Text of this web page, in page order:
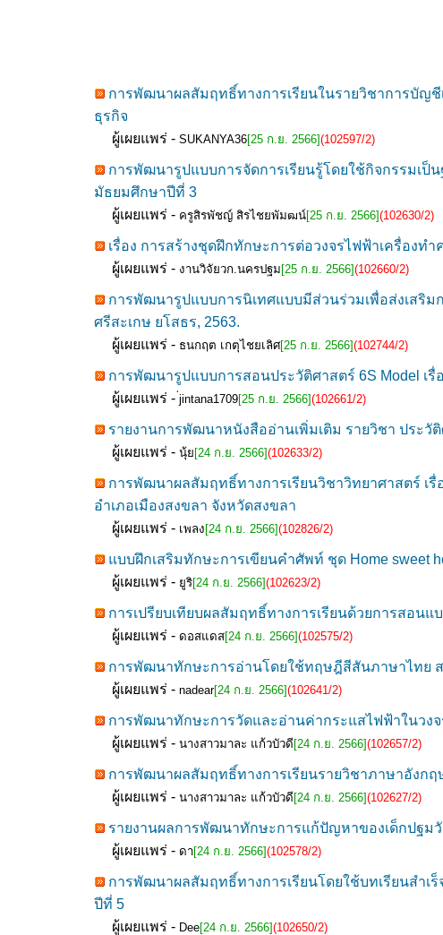
การพัฒนาผลสัมฤทธิ์ทางการเรียนในรายวิชาการบัญชี
ธุรกิจ
ผู้เผยแพร่ - SUKANYA36[25 ก.ย. 2566](102597/2)
การพัฒนารูปแบบการจัดการเรียนรู้โดยใช้กิจกรรมเป็
มัธยมศึกษาปีที่ 3
ผู้เผยแพร่ - ครูสิรพัชญ์ สิรไชยพัมฒน์[25 ก.ย. 2566](102630/2)
เรื่อง การสร้างชุดฝึกทักษะการต่อวงจรไฟฟ้าเครื่องท
ผู้เผยแพร่ - งานวิจัยวก.นครปฐม [25 ก.ย. 2566](102660/2)
การพัฒนารูปแบบการนิเทศแบบมีส่วนร่วมเพื่อส่งเสริ
ศรีสะเกษ ยโสธร, 2563.
ผู้เผยแพร่ - ธนกฤต เกตุไชยเลิศ[25 ก.ย. 2566](102744/2)
การพัฒนารูปแบบการสอนประวัติศาสตร์ 6S Model เ
ผู้เผยแพร่ - ่jintana1709[25 ก.ย. 2566](102661/2)
รายงานการพัฒนาหนังสืออ่านเพิ่มเติม รายวิชา ประ
ผู้เผยแพร่ - นุ้ย [24 ก.ย. 2566](102633/2)
การพัฒนาผลสัมฤทธิ์ทางการเรียนวิชาวิทยาศาสตร์ เ
อำเภอเมืองสงขลา จังหวัดสงขลา
ผู้เผยแพร่ - เพลง [24 ก.ย. 2566](102826/2)
แบบฝึกเสริมทักษะการเขียนคำศัพท์ ชุด Home sweet
ผู้เผยแพร่ - ยูริ[24 ก.ย. 2566](102623/2)
การเปรียบเทียบผลสัมฤทธิ์ทางการเรียนด้วยการสอน
ผู้เผยแพร่ - ดอสแดส[24 ก.ย. 2566](102575/2)
การพัฒนาทักษะการอ่านโดยใช้ทฤษฎีสีสันภาษาไทย
ผู้เผยแพร่ - nadear[24 ก.ย. 2566](102641/2)
การพัฒนาทักษะการวัดและอ่านค่ากระแสไฟฟ้าในวง
ผู้เผยแพร่ - นางสาวมาละ แก้วบัวดี [24 ก.ย. 2566](102657/2)
การพัฒนาผลสัมฤทธิ์ทางการเรียนรายวิชาภาษาอังกฤ
ผู้เผยแพร่ - นางสาวมาละ แก้วบัวดี [24 ก.ย. 2566](102627/2)
รายงานผลการพัฒนาทักษะการแก้ปัญหาของเด็กปฐม
ผู้เผยแพร่ - ดา[24 ก.ย. 2566](102578/2)
การพัฒนาผลสัมฤทธิ์ทางการเรียนโดยใช้บทเรียนสำเ
ปีที่ 5
ผู้เผยแพร่ - Dee[24 ก.ย. 2566](102650/2)